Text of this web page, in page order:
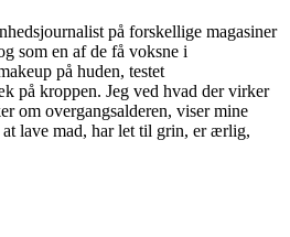
på forskellige magasiner
som en af de få voksne i
på huden, testet
på kroppen. Jeg ved hvad der virker
om overgangsalderen, viser mine
lave mad, har let til grin, er ærlig,